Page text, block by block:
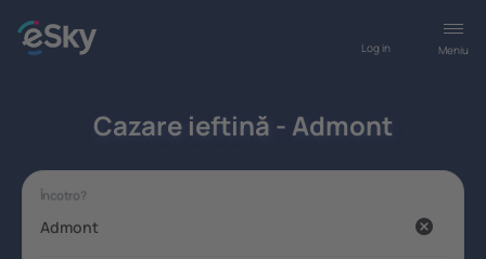
Meniu
Log in
Cazare ieftină - Admont